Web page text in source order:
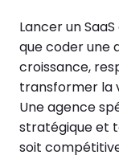
Lancer un
que coder une
croissance,
transformer la
Une agence
stratégique et
soit